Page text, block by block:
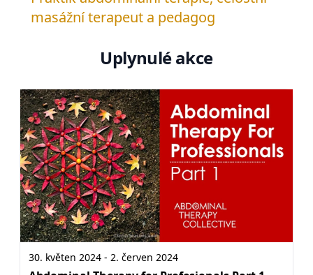
masážní terapeut a pedagog
Uplynulé akce
30. květen 2024 - 2. červen 2024